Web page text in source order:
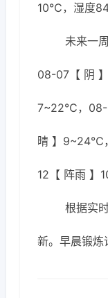
10℃，湿度
未来一
08-07【 阴
7~22℃，08-
晴 】9~24℃
12【 阵雨 】
根据实
新。早晨锻炼